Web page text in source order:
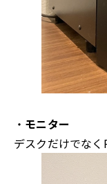
・ モニター
デスクだけでな